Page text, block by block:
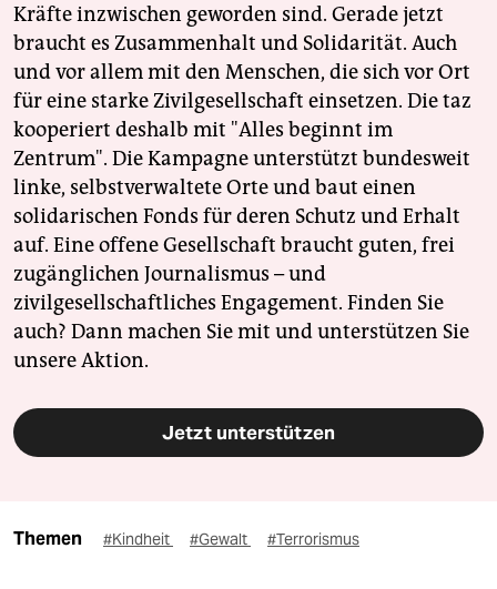
Kräfte inzwischen geworden sind. Gerade jetzt
braucht es Zusammenhalt und Solidarität. Auch
und vor allem mit den Menschen, die sich vor Ort
für eine starke Zivilgesellschaft einsetzen. Die taz
kooperiert deshalb mit "Alles beginnt im
Zentrum". Die Kampagne unterstützt bundesweit
linke, selbstverwaltete Orte und baut einen
solidarischen Fonds für deren Schutz und Erhalt
auf. Eine offene Gesellschaft braucht guten, frei
zugänglichen Journalismus – und
zivilgesellschaftliches Engagement. Finden Sie
auch? Dann machen Sie mit und unterstützen Sie
unsere Aktion.
Jetzt unterstützen
Themen #Kindheit #Gewalt #Terrorismus